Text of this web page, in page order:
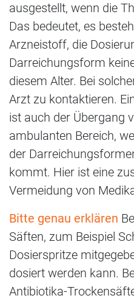
ausgestellt, wenn die
Das bedeutet, es
Arzneistoff, die
Darreichungsform
diesem Alter. Bei
Arzt zu kontaktieren.
ist auch der Übergang
ambulanten Bereich,
der
kommt. Hier ist eine
Vermeidung von
Bitte genau erklären
Säften, zum Beispiel
Dosierspritze
dosiert werden kann.
Antibiotika-